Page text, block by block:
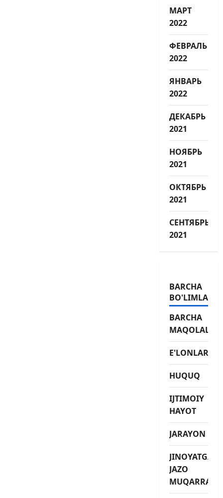
МАРТ
2022
ФЕВРАЛЬ
2022
ЯНВАРЬ
2022
ДЕКАБРЬ
2021
НОЯБРЬ
2021
ОКТЯБРЬ
2021
СЕНТЯБРЬ
2021
BARCHA
BO'LIMLAR
BARCHA
MAQOLALAR
E'LONLAR
HUQUQ
IJTIMOIY
HAYOT
JARAYON
JINOYATGA
JAZO
MUQARRAR